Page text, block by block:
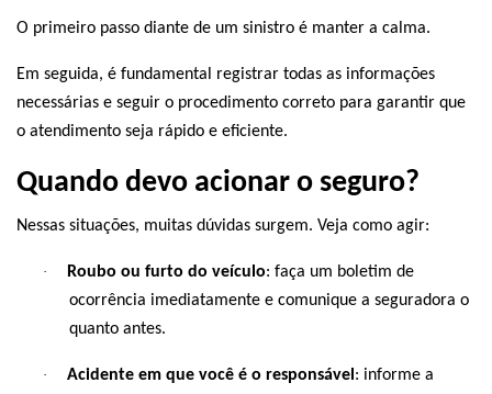
O primeiro passo diante de um sinistro é manter a calma.
Em seguida, é fundamental registrar todas as informações
necessárias e seguir o procedimento correto para garantir que
o atendimento seja rápido e eficiente.
Quando devo acionar o seguro?
Nessas situações, muitas dúvidas surgem. Veja como agir:
· Roubo ou furto do veículo: faça um boletim de
ocorrência imediatamente e comunique a seguradora o
quanto antes.
· Acidente em que você é o responsável : informe a